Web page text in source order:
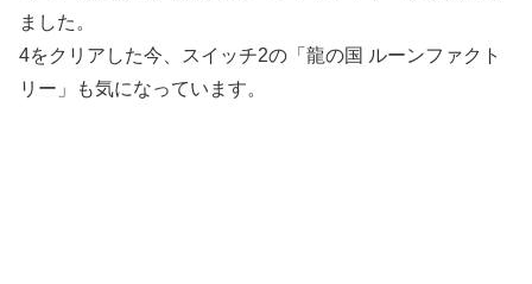
ました。
4をクリアした今、スイッチ2の「龍の国 ルーンファクト
リー」も気になっています。